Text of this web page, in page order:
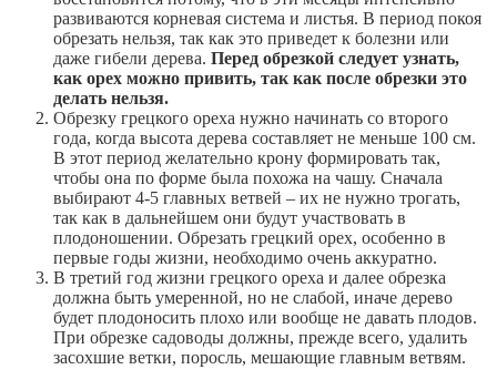
развиваются корневая система и листья. В период покоя
обрезать нельзя, так как это приведет к болезни или
даже гибели дерева. Перед обрезкой следует узнать,
как орех можно привить, так как после обрезки это
делать нельзя.
Обрезку грецкого ореха нужно начинать со второго
года, когда высота дерева составляет не меньше 100 см.
В этот период желательно крону формировать так,
чтобы она по форме была похожа на чашу. Сначала
выбирают 4-5 главных ветвей – их не нужно трогать,
так как в дальнейшем они будут участвовать в
плодоношении. Обрезать грецкий орех, особенно в
первые годы жизни, необходимо очень аккуратно.
В третий год жизни грецкого ореха и далее обрезка
должна быть умеренной, но не слабой, иначе дерево
будет плодоносить плохо или вообще не давать плодов.
При обрезке садоводы должны, прежде всего, удалить
засохшие ветки, поросль, мешающие главным ветвям.